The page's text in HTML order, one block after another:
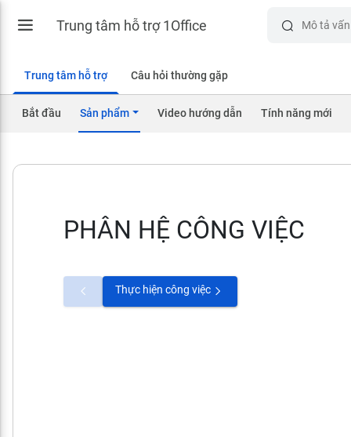
Trung tâm hỗ trợ 1Office
Trung tâm hỗ trợ Câu hỏi thường gặp
Bắt đầu Sản phẩm Video hướng dẫn Tính năng mới
PHÂN HỆ CÔNG VIỆC
Thực hiện công việc